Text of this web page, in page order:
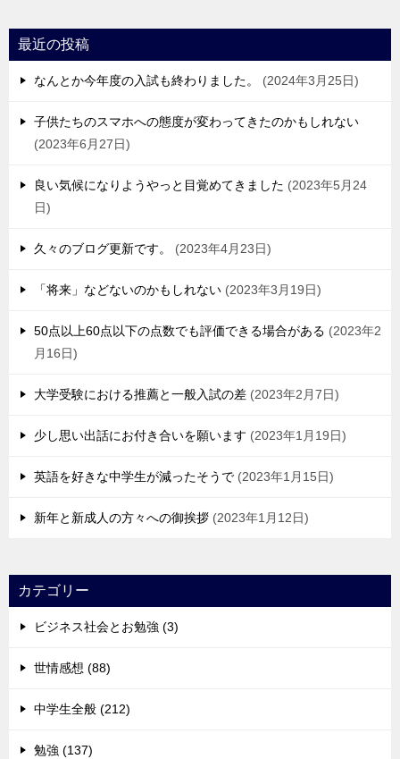
最近の投稿
なんとか今年度の入試も終わりました。 2024年3月25日
子供たちのスマホへの態度が変わってきたのかもしれない
2023年6月27日
良い気候になりようやっと目覚めてきました
2023年5月24
日
久々のブログ更新です。 2023年4月23日
「将来」などないのかもしれない 2023年3月19日
50点以上60点以下の点数でも評価できる場合がある
2023年2
月16日
大学受験における推薦と一般入試の差 2023年2月7日
少し思い出話にお付き合いを願います 2023年1月19日
英語を好きな中学生が減ったそうで 2023年1月15日
新年と新成人の方々への御挨拶 2023年1月12日
カテゴリー
ビジネス社会とお勉強 (3)
世情感想 (88)
中学生全般 (212)
勉強 (137)